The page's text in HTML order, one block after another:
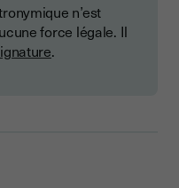
n’est
force légale. Il
.